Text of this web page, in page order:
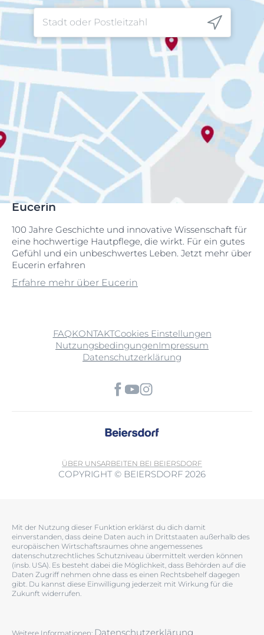
Eucerin
100 Jahre Geschichte und innovative Wissenschaft für
eine hochwertige Hautpflege, die wirkt. Für ein gutes
Gefühl und ein unbeschwertes Leben. Jetzt mehr über
Eucerin erfahren
Erfahre mehr über Eucerin
FAQKONTAKTCookies Einstellungen
NutzungsbedingungenImpressum
Datenschutzerklärung
ÜBER UNSARBEITEN BEI BEIERSDORF
COPYRIGHT © BEIERSDORF 2026
Mit der Nutzung dieser Funktion erklärst du dich damit
einverstanden, dass deine Daten auch in Drittstaaten außerhalb des
europäischen Wirtschaftsraumes ohne angemessenes
datenschutzrechtliches Schutzniveau übermittelt werden können
(insb. USA). Es besteht dabei die Möglichkeit, dass Behörden auf die
Daten Zugriff nehmen ohne dass es einen Rechtsbehelf dagegen
gibt. Du kannst diese Einwilligung jederzeit mit Wirkung für die
Zukunft widerrufen.
Weitere Informationen: Datenschutzerklärung